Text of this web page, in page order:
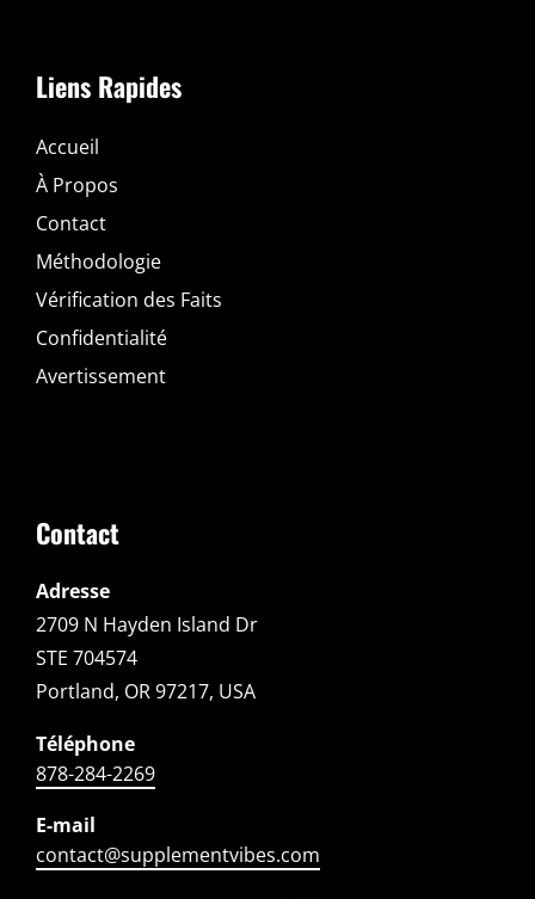
Liens Rapides
Accueil
À Propos
Contact
Méthodologie
Vérification des Faits
Confidentialité
Avertissement
Contact
Adresse
2709 N Hayden Island Dr
STE 704574
Portland, OR 97217, USA
Téléphone
878-284-2269
E-mail
contact@supplementvibes.com